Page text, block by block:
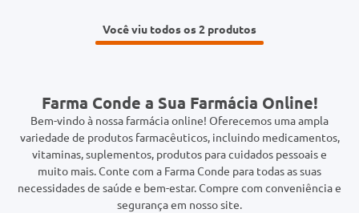
Você viu todos os 2
Farma Conde a Sua Farmácia Online!
Bem-vindo à nossa farmácia online! Oferecemos uma ampla
variedade de produtos farmacêuticos, incluindo medicamentos,
vitaminas, suplementos, produtos para cuidados pessoais e
muito mais. Conte com a Farma Conde para todas as suas
necessidades de saúde e bem-estar. Compre com conveniência e
segurança em nosso site.